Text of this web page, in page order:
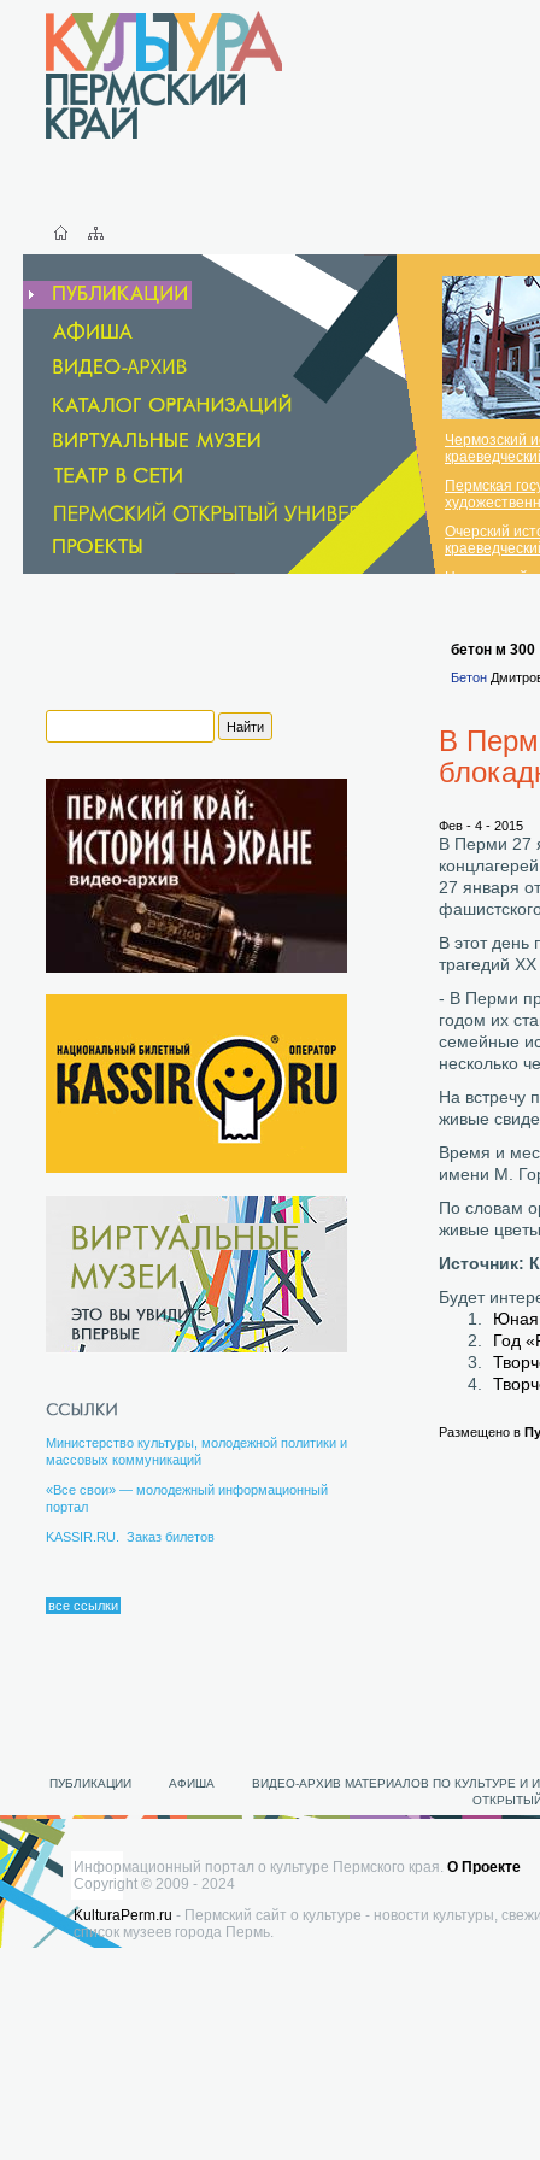
Чермозский
Пермская
Очерский
Нытвенский
бетон м 300
Бетон
Министерство культуры, молодежной политики и
массовых коммуникаций
«Все свои» — молодежный информационный
портал
KASSIR.RU. Заказ билетов
все ссылки
В
Фев - 4 - 2015
В Перми 27
концлагерей
27 января
В этот день
трагедий ХХ
- В Перми
годом их
семейные
несколько
На встречу
живые
Время и
имени М.
По словам
живые
Источник:
Будет
Юная
Год
Размещено в
ПУБЛИКАЦИИ АФИША
ВИДЕО-АРХИВ МАТЕРИАЛОВ ПО КУЛЬТУРЕ И
Информационный портал о культуре Пермского края. О Проекте
Copyright © 2009 - 2024
KulturaPerm.ru - Пермский сайт о культуре - новости культуры,
список музеев города Пермь.